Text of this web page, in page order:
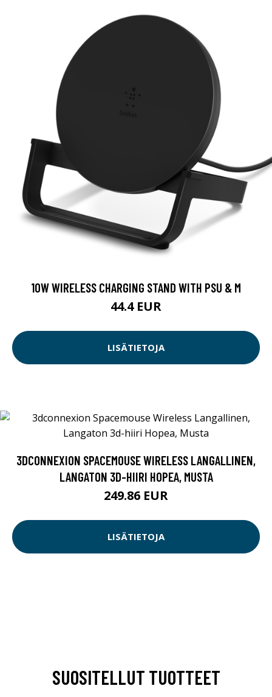
10W WIRELESS CHARGING STAND WITH PSU & M
44.4 EUR
LISÄTIETOJA
3DCONNEXION SPACEMOUSE WIRELESS LANGALLINEN,
LANGATON 3D-HIIRI HOPEA, MUSTA
249.86 EUR
LISÄTIETOJA
SUOSITELLUT TUOTTEET